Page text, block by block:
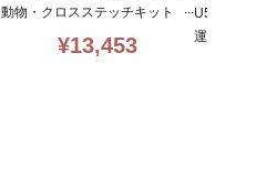
動物・クロスステッチキット・
ライン入り16CT・39×32・LU
CA-S社糸・全面刺し
¥13,453
U5078・
運河の街